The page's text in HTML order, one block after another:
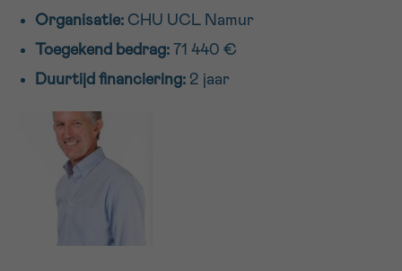
Organisatie: CHU UCL Namur
Toegekend bedrag: 71 440 €
Duurtijd financiering: 2 jaar
EMAIL
Ik aanvaard de